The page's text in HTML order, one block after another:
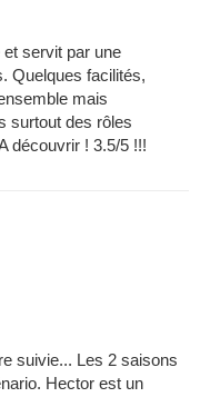
servit par une
Quelques facilités,
mais
surtout des rôles
découvrir ! 3.5/5 !!!
suivie... Les 2 saisons
Hector est un